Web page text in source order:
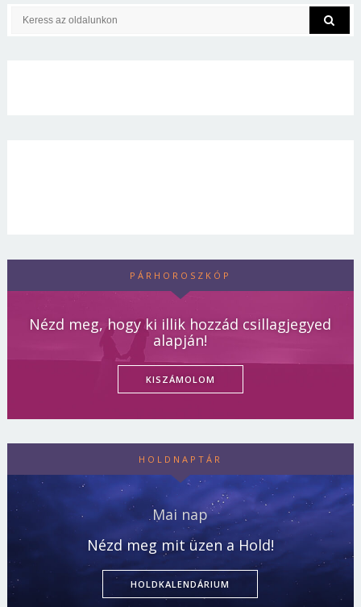
PÁRHOROSZKÓP
Nézd meg, hogy ki illik hozzád csillagjegyed
alapján!
KISZÁMOLOM
HOLDNAPTÁR
Mai nap
Nézd meg mit üzen a Hold!
HOLDKALENDÁRIUM